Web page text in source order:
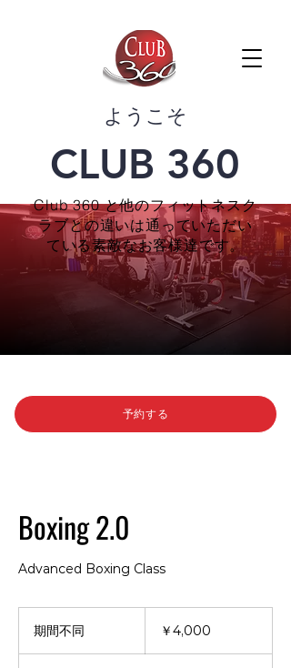
​ようこそ
CLUB 360
Club 360 と他のフィットネスク
ラブとの違いは通っていただい
ている素敵なお客様達です。
予約する
Boxing 2.0
Advanced Boxing Class
期間不同 ￥4,000